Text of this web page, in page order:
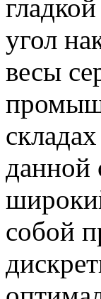
угол
весы
данной
собой